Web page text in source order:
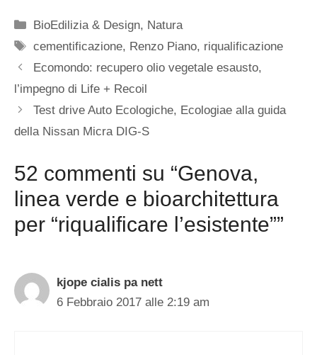
Categorie
BioEdilizia & Design, Natura
Tag
cementificazione, Renzo Piano, riqualificazione
Ecomondo: recupero olio vegetale esausto,
l’impegno di Life + Recoil
Test drive Auto Ecologiche, Ecologiae alla guida
della Nissan Micra DIG-S
52 commenti su “Genova,
linea verde e bioarchitettura
per “riqualificare l’esistente””
kjope cialis pa nett
6 Febbraio 2017 alle 2:19 am